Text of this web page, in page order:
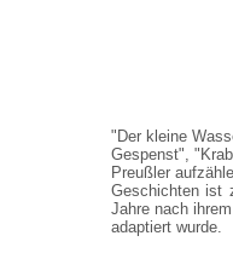
"Der kleine
Gespenst",
Preußler
Geschichten ist
Jahre nach
adaptiert wurde.